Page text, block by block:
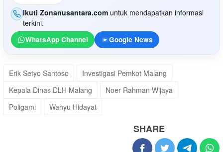
Ikuti Zonanusantara.com untuk mendapatkan informasi
terkini.
WhatsApp Channel Google News
Erik Setyo Santoso
Investigasi Pemkot Malang
Kepala Dinas DLH Malang
Noer Rahman Wijaya
Poligami
Wahyu Hidayat
SHARE